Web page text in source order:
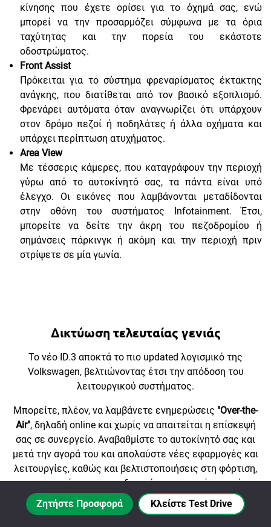
Ζητήστε Προσφορά Κλείστε Test Drive
κίνησης που έχετε ορίσει για το όχημά σας, ενώ
μπορεί να την προσαρμόζει σύμφωνα με τα όρια
ταχύτητας και την πορεία του εκάστοτε
οδοστρώματος.
Front Assist
Πρόκειται για το σύστημα φρεναρίσματος έκτακτης
ανάγκης, που διατίθεται από τον βασικό εξοπλισμό.
Φρενάρει αυτόματα όταν αναγνωρίζει ότι υπάρχουν
στον δρόμο πεζοί ή ποδηλάτες ή άλλα οχήματα και
υπάρχει περίπτωση ατυχήματος.
Area View
Με τέσσερις κάμερες, που καταγράφουν την περιοχή
γύρω από το αυτοκίνητό σας, τα πάντα είναι υπό
έλεγχο. Οι εικόνες που λαμβάνονται μεταδίδονται
στην οθόνη του συστήματος Infotainment. Έτσι,
μπορείτε να δείτε την άκρη του πεζοδρομίου ή
σημάνσεις πάρκινγκ ή ακόμη και την περιοχή πριν
στρίψετε σε μία γωνία.
Δικτύωση τελευταίας γενιάς
Το νέο ID.3 αποκτά το πιο updated λογισμικό της
Volkswagen, βελτιώνοντας έτσι την απόδοση του
λειτουργικού συστήματος.
Μπορείτε, πλέον, να λαμβάνετε ενημερώσεις "Over-the-
Air", δηλαδή online και χωρίς να απαιτείται η επίσκεψή
σας σε συνεργείο. Αναβαθμίστε το αυτοκίνητό σας και
μετά την αγορά του και απολαύστε νέες εφαρμογές και
λειτουργίες, καθώς και βελτιστοποιήσεις στη φόρτιση,
την αυτονομία και τη συνδεσιμότητα και μείνετε πάντα
updated με το νέο ID.3 σας!